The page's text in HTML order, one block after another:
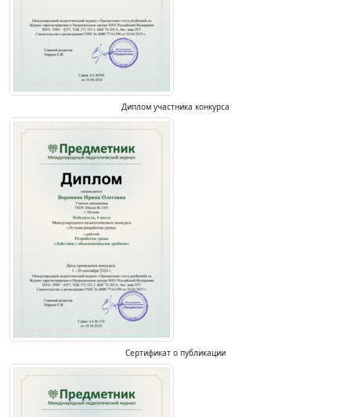
Диплом участника конкурса
Сертификат о публикации